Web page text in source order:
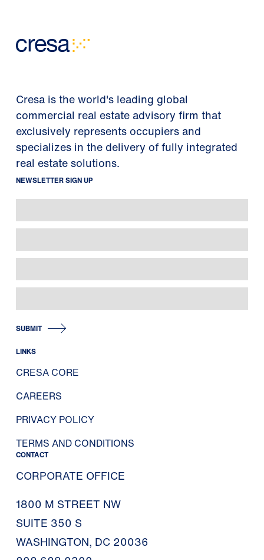
Cresa is the world's leading global
commercial real estate advisory firm that
exclusively represents occupiers and
specializes in the delivery of fully integrated
real estate solutions.
NEWSLETTER SIGN UP
SUBMIT
LINKS
CRESA CORE
CAREERS
PRIVACY POLICY
TERMS AND CONDITIONS
CONTACT
CORPORATE OFFICE
1800 M STREET NW
SUITE 350 S
WASHINGTON, DC 20036